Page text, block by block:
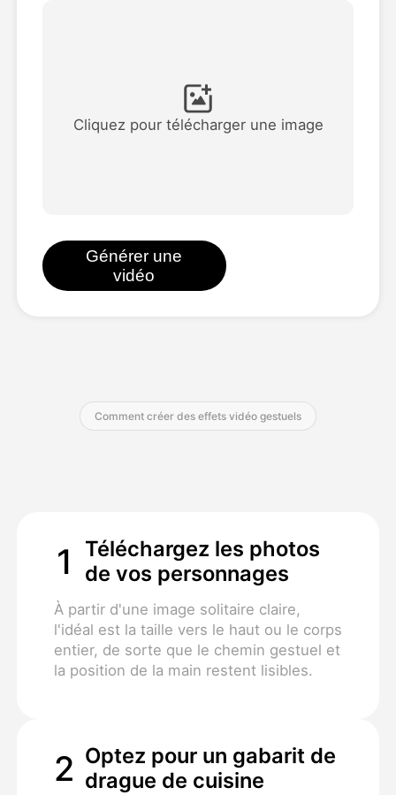
Voir tous les modèles
Blog
Cliquez pour télécharger une image
Générer une
vidéo
Comment créer des effets vidéo gestuels
1
Téléchargez les photos
de vos personnages
À partir d'une image solitaire claire,
l'idéal est la taille vers le haut ou le corps
entier, de sorte que le chemin gestuel et
la position de la main restent lisibles.
2 Optez pour un gabarit de
drague de cuisine